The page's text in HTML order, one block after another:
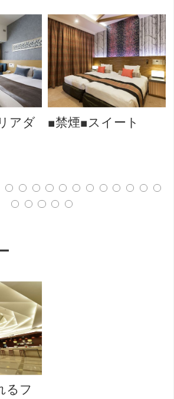
アダ
■禁煙■スイート
るフ